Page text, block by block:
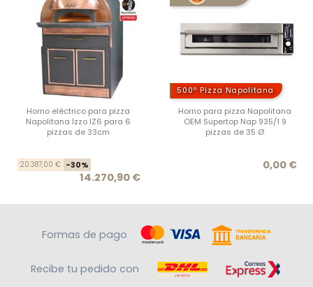
Horno eléctrico para pizza
Napolitana Izzo IZ6 para 6
pizzas de 33cm
20.387,00 € -30%
14.270,90 €
500º Pizza Napolitana
Horno para pizza Napolitana
OEM Supertop Nap 935/1 9
pizzas de 35 Ø
0,00 €
Formas de pago
Recibe tu pedido con